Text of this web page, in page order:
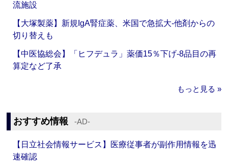
流施設
【大塚製薬】新規IgA腎症薬、米国で急拡大‐他剤からの
切り替えも
【中医協総会】「ヒフデュラ」薬価15％下げ‐8品目の再
算定など了承
もっと見る »
おすすめ情報 ‐AD‐
【日立社会情報サービス】医療従事者が副作用情報を迅
速確認